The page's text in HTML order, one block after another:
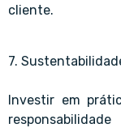
cliente.
7.
Investir em